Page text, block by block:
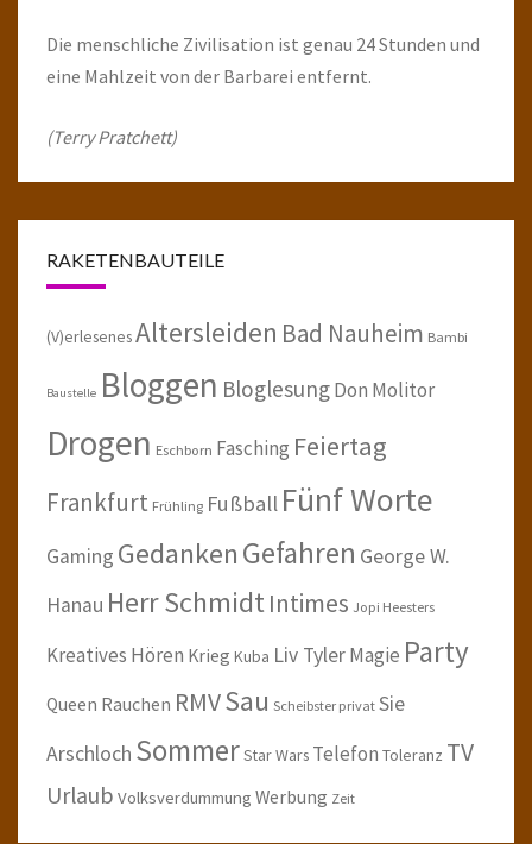
Die menschliche Zivilisation ist genau 24 Stunden und
eine Mahlzeit von der Barbarei entfernt.
(Terry Pratchett)
RAKETENBAUTEILE
(V)erlesenesAltersleiden Bad Nauheim Bambi
Baustelle Bloggen BloglesungDon Molitor
Drogen Eschborn Fasching Feiertag
Frankfurt Frühling Fußball Fünf Worte
Gaming GedankenGefahren George W.
Hanau Herr SchmidtIntimes Jopi Heesters
Kreatives Hören Krieg Kuba Liv TylerMagie Party
Queen Rauchen RMVSau Scheibster privat Sie
Arschloch SommerStar Wars Telefon Toleranz TV
Urlaub Volksverdummung Werbung Zeit